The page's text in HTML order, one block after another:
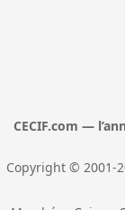
CECIF.com —
Copyright © 2001-